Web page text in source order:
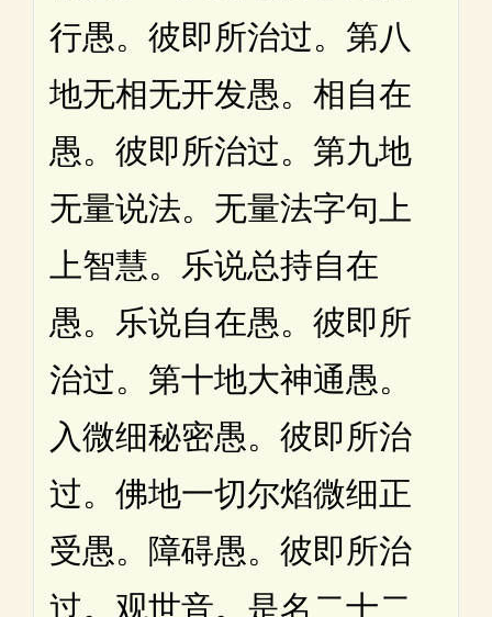
行愚。彼即所治过。第八
地无相无开发愚。相自在
愚。彼即所治过。第九地
无量说法。无量法字句上
上智慧。乐说总持自在
愚。乐说自在愚。彼即所
治过。第十地大神通愚。
入微细秘密愚。彼即所治
过。佛地一切尔焰微细正
受愚。障碍愚。彼即所治
过。观世音。是名二十二